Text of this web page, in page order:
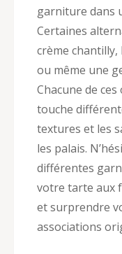
garniture dans
Certaines
crème chantilly,
ou même une
Chacune de
touche
textures et les
les palais.
différentes
votre tarte aux
et surprendre
associations